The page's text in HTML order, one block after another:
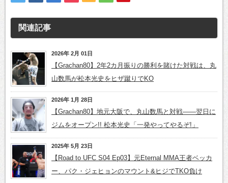
関連記事
2026年 2月 01日
【Grachan80】2年2カ月振りの勝利を賭けた対戦は、丸
山数馬が松本光史をヒザ蹴りでKO
2026年 1月 28日
【Grachan80】地元大阪で、丸山数馬と対戦――翌日に
ジムをオープン!! 松本光史「一発やってやるぞ!」
2025年 5月 23日
【Road to UFC S04 Ep03】元Eternal MMA王者ベッカ
ー、パク・ジェヒョンのマウント&ヒジでTKO負け